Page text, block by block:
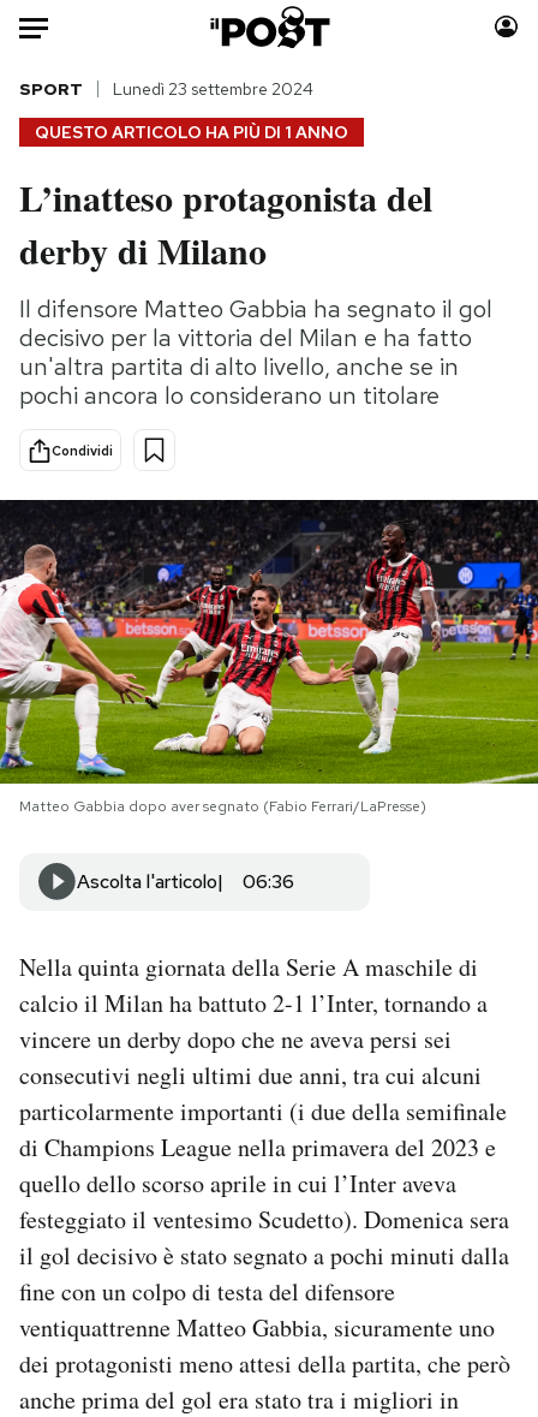
Auto
HOME
Italia
Politica
Tecnologia
Internet
Scienza
Cultura
Economia
Moda
Storie/Idee
Ok Boomer!
Media
Europa
PODCAST
NEWSLETTER
I MIEI PREFERITI
CALENDARIO
AREA PERSONALE
Area Personale
Newsletter
Notifiche mobile
Regala il Post
Hai bisogno di aiuto?
Esci
QUESTO ARTICOLO HA PIÙ DI 1 ANNO
SPORT Lunedì 23 settembre 2024
L’inatteso protagonista del
derby di Milano
Il difensore Matteo Gabbia ha segnato il gol
decisivo per la vittoria del Milan e ha fatto
un'altra partita di alto livello, anche se in
pochi ancora lo considerano un titolare
Condividi
Matteo Gabbia dopo aver segnato (Fabio Ferrari/LaPresse)
Ascolta l'articolo 06:36
Nella quinta giornata della Serie A maschile di
calcio il Milan ha battuto 2-1 l’Inter, tornando a
vincere un derby dopo che ne aveva persi sei
consecutivi negli ultimi due anni, tra cui alcuni
particolarmente importanti (i due della semifinale
di Champions League nella primavera del 2023 e
quello dello scorso aprile in cui l’Inter aveva
festeggiato il ventesimo Scudetto). Domenica sera
il gol decisivo è stato segnato a pochi minuti dalla
fine con un colpo di testa del difensore
ventiquattrenne Matteo Gabbia, sicuramente uno
dei protagonisti meno attesi della partita, che però
anche prima del gol era stato tra i migliori in